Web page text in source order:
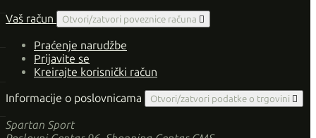
Vaš račun
Otvori/zatvori poveznice računa 
Praćenje narudžbe
Prijavite se
Kreirajte korisnički račun
Informacije o poslovnicama
Otvori/zatvori podatke o trgovini 
Spartan Sport